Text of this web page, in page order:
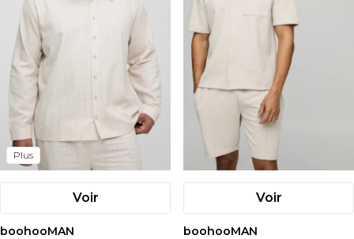
Plus
Voir
boohooMAN
Voir
boohooMAN